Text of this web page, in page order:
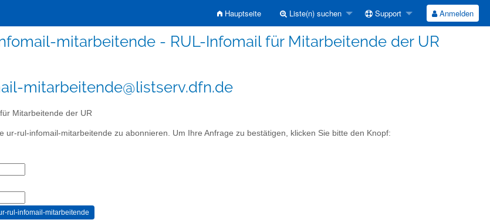
Hauptseite Liste(n) suchen Support Anmelden
mitarbeitende - RUL-Infomail für Mitarbeitende der UR
mitarbeitende@listserv.dfn.de
Mitarbeitende der UR
ur-rul-infomail-mitarbeitende zu abonnieren. Um Ihre Anfrage zu bestätigen, klicken Sie bitte den Knopf: